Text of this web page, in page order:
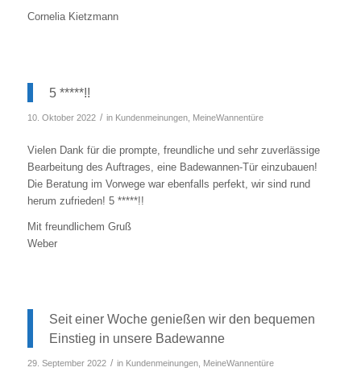
Cornelia Kietzmann
5 *****!!
10. Oktober 2022 / in Kundenmeinungen, MeineWannentüre
Vielen Dank für die prompte, freundliche und sehr zuverlässige
Bearbeitung des Auftrages, eine Badewannen-Tür einzubauen!
Die Beratung im Vorwege war ebenfalls perfekt, wir sind rund
herum zufrieden! 5 *****!!
Mit freundlichem Gruß
Weber
Seit einer Woche genießen wir den bequemen
Einstieg in unsere Badewanne
29. September 2022 / in Kundenmeinungen, MeineWannentüre